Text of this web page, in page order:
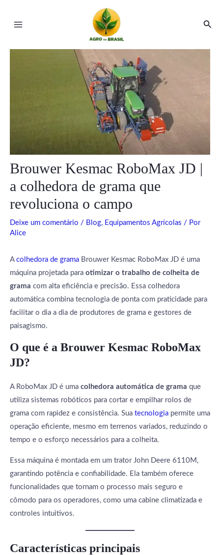
Menu
Brouwer Kesmac RoboMax JD |
a colhedora de grama que
revoluciona o campo
Deixe um comentário / Blog, Equipamentos Agrícolas / Por
Alice
A colhedora de grama Brouwer Kesmac RoboMax JD é uma
máquina projetada para otimizar o trabalho de colheita de
grama com alta eficiência e precisão. Essa colhedora
automática combina tecnologia de ponta com praticidade para
facilitar o dia a dia de produtores de grama e gestores de
paisagismo.
O que é a Brouwer Kesmac RoboMax
JD?
A RoboMax JD é uma colhedora automática de grama que
utiliza sistemas robóticos para cortar e empilhar rolos de
grama com rapidez e consistência. Sua tecnologia permite uma
operação eficiente, mesmo em terrenos variados, reduzindo o
tempo e o esforço necessários para a colheita.
Essa máquina é montada em um trator John Deere 6110M,
garantindo potência e confiabilidade. Ela também oferece
funcionalidades que tornam o processo mais seguro e
cômodo para os operadores, como uma cabine climatizada e
controles intuitivos.
Características principais